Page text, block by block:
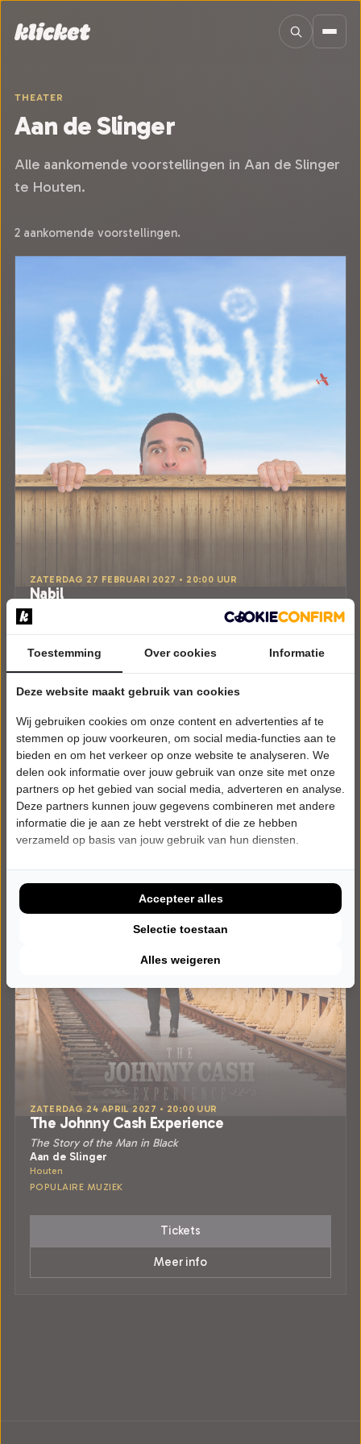
THEATER
Aan de Slinger
Alle aankomende voorstellingen in Aan de Slinger
te Houten.
2 aankomende voorstellingen.
ZATERDAG 27 FEBRUARI 2027 • 20:00 UUR
Nabil
Aan de Slinger
CABARET
ZATERDAG 24 APRIL 2027 • 20:00 UUR
The Johnny Cash Experience
The Story of the Man in Black
Aan de Slinger
Houten
POPULAIRE MUZIEK
Tickets
Meer info
Toestemming Over cookies Informatie
Deze website maakt gebruik van cookies
Wij gebruiken cookies om onze content en advertenties af te
stemmen op jouw voorkeuren, om social media-functies aan te
bieden en om het verkeer op onze website te analyseren. We
delen ook informatie over jouw gebruik van onze site met onze
partners op het gebied van social media, adverteren en analyse.
Deze partners kunnen jouw gegevens combineren met andere
informatie die je aan ze hebt verstrekt of die ze hebben
verzameld op basis van jouw gebruik van hun diensten.
Alles weigeren
Selectie toestaan
Accepteer alles